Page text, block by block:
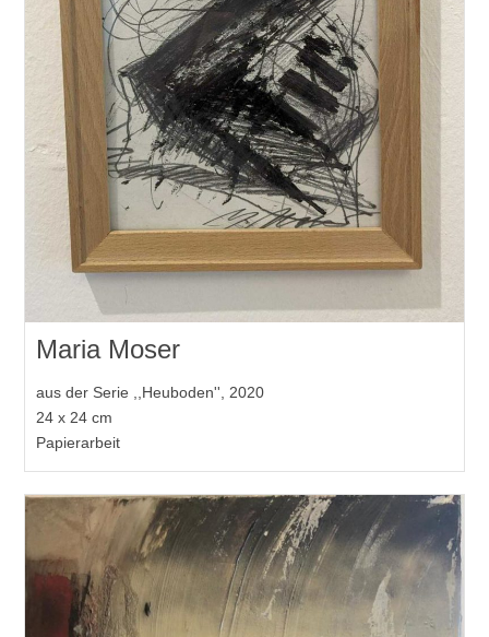
Maria Moser
aus der Serie ,,Heuboden'', 2020
24 x 24 cm
Papierarbeit